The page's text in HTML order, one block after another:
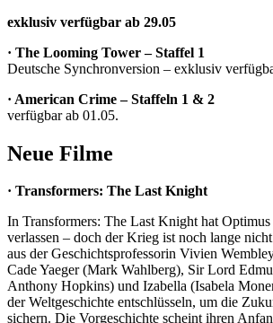
exklusiv verfügbar ab 29.05
· The Looming Tower – Staffel 1
Deutsche Synchronversion – exklusiv
· American Crime – Staffeln 1 & 2
verfügbar ab 01.05.
Neue Filme
· Transformers: The Last Knight
In Transformers: The Last Knight hat
verlassen – doch der Krieg ist noch lange
aus der Geschichtsprofessorin Vivien
Cade Yaeger (Mark Wahlberg), Sir Lord
Anthony Hopkins) und Izabella (Isabela
der Weltgeschichte entschlüsseln, um die
sichern. Die Vorgeschichte scheint ihren